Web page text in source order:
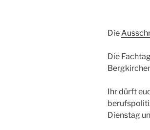
Die
Die
Ihr dürft
Dienstag